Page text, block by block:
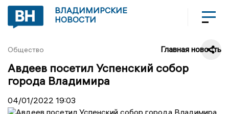
ВЛАДИМИРСКИЕ
НОВОСТИ
Общество Главная новость
Авдеев посетил Успенский собор
города Владимира
04/01/2022 19:03